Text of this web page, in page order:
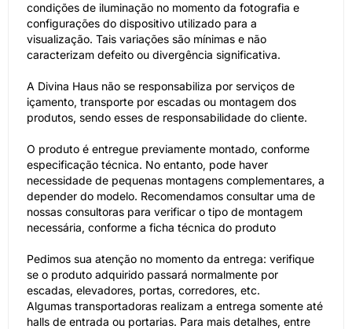
condições de iluminação no momento da fotografia e
configurações do dispositivo utilizado para a
visualização. Tais variações são mínimas e não
caracterizam defeito ou divergência significativa.
A Divina Haus não se responsabiliza por serviços de
içamento, transporte por escadas ou montagem dos
produtos, sendo esses de responsabilidade do cliente.
O produto é entregue previamente montado, conforme
especificação técnica. No entanto, pode haver
necessidade de pequenas montagens complementares, a
depender do modelo. Recomendamos consultar uma de
nossas consultoras para verificar o tipo de montagem
necessária, conforme a ficha técnica do produto
Pedimos sua atenção no momento da entrega: verifique
se o produto adquirido passará normalmente por
escadas, elevadores, portas, corredores, etc.
Algumas transportadoras realizam a entrega somente até
halls de entrada ou portarias. Para mais detalhes, entre